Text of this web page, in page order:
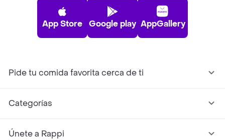
App Store Google play AppGallery
Pide tu comida favorita cerca de ti
Categorías
Únete a Rappi